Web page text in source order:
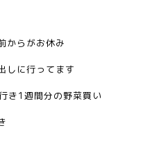
からがお休み
しに行ってます
き1週間分の野菜買い